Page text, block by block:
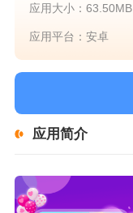
应用大小：63.50MB
应用平台：安卓
应用简介